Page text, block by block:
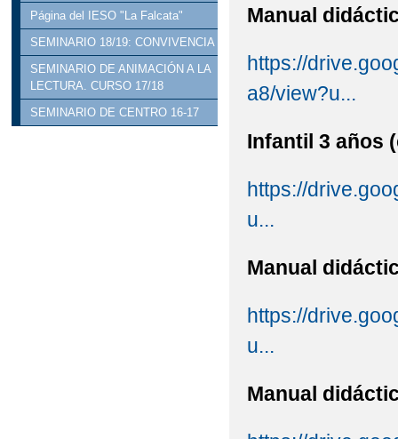
Página del IESO "La Falcata"
SEMINARIO 18/19: CONVIVENCIA
SEMINARIO DE ANIMACIÓN A LA
LECTURA. CURSO 17/18
SEMINARIO DE CENTRO 16-17
Manual
https://
a8/view?u...
Infantil 3 años
https://
u...
Manual
https://
u...
Manual